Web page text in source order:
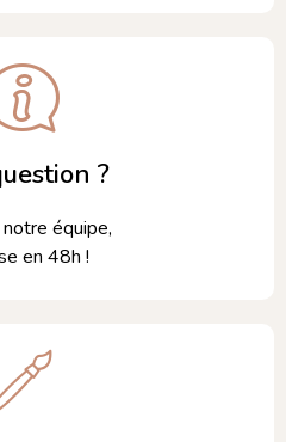
?
notre équipe,
en 48h !